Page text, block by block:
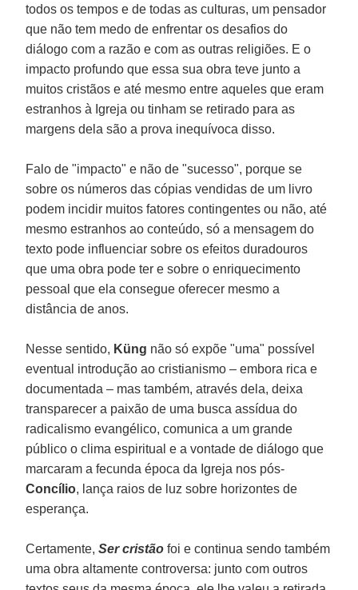
todos os tempos e de todas as culturas, um pensador
que não tem medo de enfrentar os desafios do
diálogo com a razão e com as outras religiões. E o
impacto profundo que essa sua obra teve junto a
muitos cristãos e até mesmo entre aqueles que eram
estranhos à Igreja ou tinham se retirado para as
margens dela são a prova inequívoca disso.
Falo de "impacto" e não de "sucesso", porque se
sobre os números das cópias vendidas de um livro
podem incidir muitos fatores contingentes ou não, até
mesmo estranhos ao conteúdo, só a mensagem do
texto pode influenciar sobre os efeitos duradouros
que uma obra pode ter e sobre o enriquecimento
pessoal que ela consegue oferecer mesmo a
distância de anos.
Nesse sentido, Küng não só expõe "uma" possível
eventual introdução ao cristianismo – embora rica e
documentada – mas também, através dela, deixa
transparecer a paixão de uma busca assídua do
radicalismo evangélico, comunica a um grande
público o clima espiritual e a vontade de diálogo que
marcaram a fecunda época da Igreja nos pós-
Concílio, lança raios de luz sobre horizontes de
esperança.
Certamente,Ser cristão foi e continua sendo também
uma obra altamente controversa: junto com outros